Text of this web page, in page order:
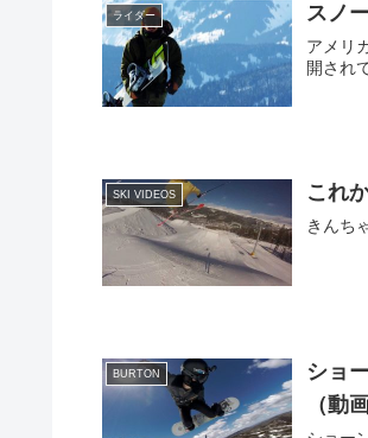
ライダー スノ
アメリ
開され
SKI VIDEOS これ
きんち
BURTON
ショ
（動